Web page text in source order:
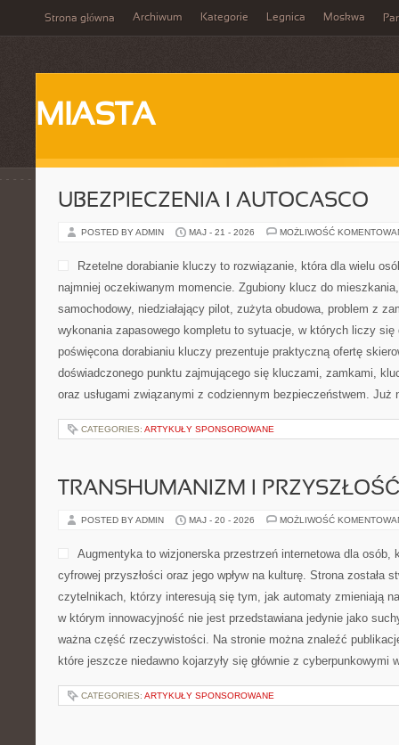
Strona główna Archiwum Kategorie Legnica Moskwa
MIASTA
UBEZPIECZENIA I AUTOCASCO
POSTED BY ADMIN MAJ - 21 - 2026 MOŻLIWOŚĆ
Rzetelne dorabianie kluczy to rozwiązanie, która dla wielu
najmniej oczekiwanym momencie. Zgubiony klucz do
samochodowy, niedziałający pilot, zużyta obudowa, problem z
wykonania zapasowego kompletu to sytuacje, w których liczy się
poświęcona dorabianiu kluczy prezentuje praktyczną ofertę
doświadczonego punktu zajmującego się kluczami, zamkami,
oraz usługami związanymi z codziennym bezpieczeństwem.
CATEGORIES: ARTYKUŁY SPONSOROWANE
TRANSHUMANIZM I
POSTED BY ADMIN MAJ - 20 - 2026 MOŻLIWOŚĆ
Augmentyka to wizjonerska przestrzeń internetowa dla osób,
cyfrowej przyszłości oraz jego wpływ na kulturę. Strona została
czytelnikach, którzy interesują się tym, jak automaty zmieniają
w którym innowacyjność nie jest przedstawiana jedynie jako
ważna część rzeczywistości. Na stronie można znaleźć
które jeszcze niedawno kojarzyły się głównie z
CATEGORIES: ARTYKUŁY SPONSOROWANE